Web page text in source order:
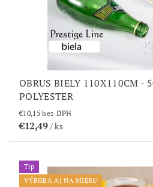
OBRUS BIELY 110X110CM -
POLYESTER
€10,15 bez DPH
€12,49/ ks
Tip
VÝROBA AJ NA MIERU